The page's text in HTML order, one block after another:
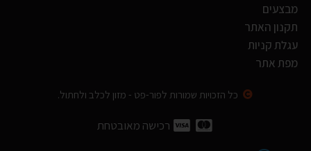
מבצעים
תקנון האתר
עגלת קניות
מפת אתר
כל הזכויות שמורות לפור-פט - מזון לכלב ולחתול.
רכישה מאובטחת